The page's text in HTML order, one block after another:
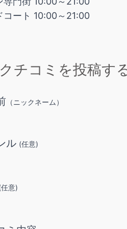
コート 10:00～21:00
クチコミを投稿す
（ニックネーム）
ル (任意)
意)